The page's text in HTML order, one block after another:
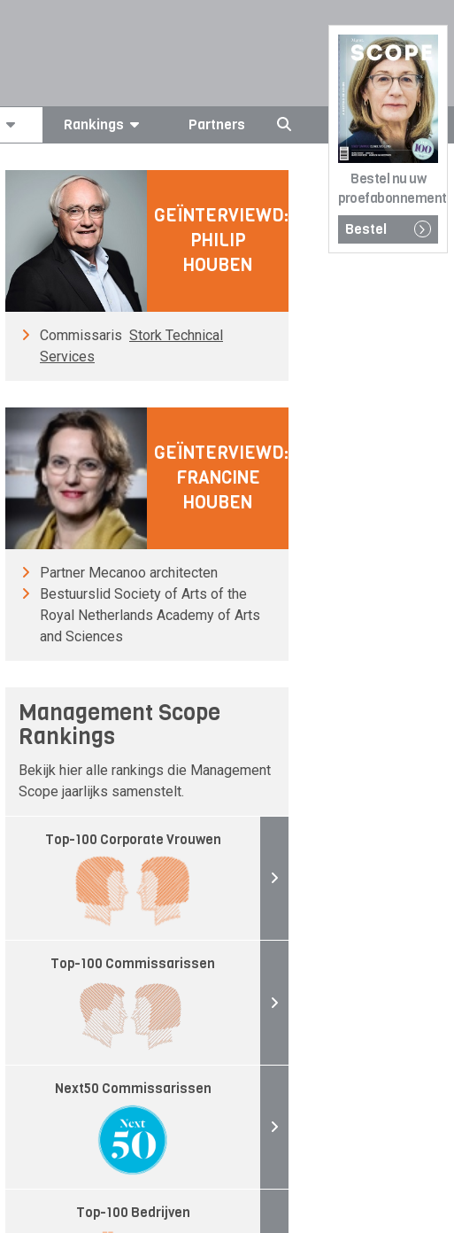
Bestel nu uw
proefabonnement
Bestel
Rankings Partners
GEÏNTERVIEWD:
PHILIP
HOUBEN
Commissaris Stork Technical
Services
GEÏNTERVIEWD:
FRANCINE
HOUBEN
Partner Mecanoo architecten
Bestuurslid Society of Arts of the
Royal Netherlands Academy of Arts
and Sciences
Management Scope
Rankings
Bekijk hier alle rankings die Management
Scope jaarlijks samenstelt.
Top-100 Corporate Vrouwen
Top-100 Commissarissen
Next50 Commissarissen
Top-100 Bedrijven